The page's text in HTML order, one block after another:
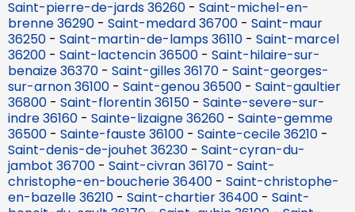
Saint-pierre-de-jards 36260 - Saint-michel-en-
brenne 36290 - Saint-medard 36700 - Saint-maur
36250 - Saint-martin-de-lamps 36110 - Saint-marcel
36200 - Saint-lactencin 36500 - Saint-hilaire-sur-
benaize 36370 - Saint-gilles 36170 - Saint-georges-
sur-arnon 36100 - Saint-genou 36500 - Saint-gaultier
36800 - Saint-florentin 36150 - Sainte-severe-sur-
indre 36160 - Sainte-lizaigne 36260 - Sainte-gemme
36500 - Sainte-fauste 36100 - Sainte-cecile 36210 -
Saint-denis-de-jouhet 36230 - Saint-cyran-du-
jambot 36700 - Saint-civran 36170 - Saint-
christophe-en-boucherie 36400 - Saint-christophe-
en-bazelle 36210 - Saint-chartier 36400 - Saint-